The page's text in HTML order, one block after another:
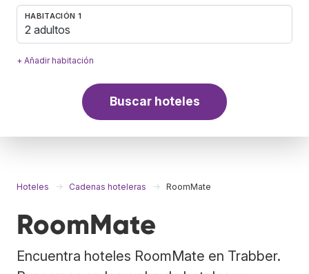
HABITACIÓN 1
2 adultos
+ Añadir habitación
Buscar hoteles
Hoteles Cadenas hoteleras RoomMate
RoomMate
Encuentra hoteles RoomMate en Trabber.